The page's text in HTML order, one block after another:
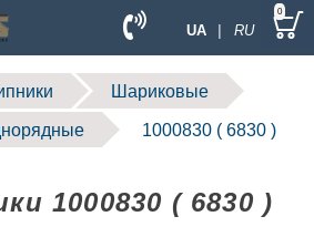
UA | RU
0
Шариковые
1000830 ( 6830 )
1000830 ( 6830 )